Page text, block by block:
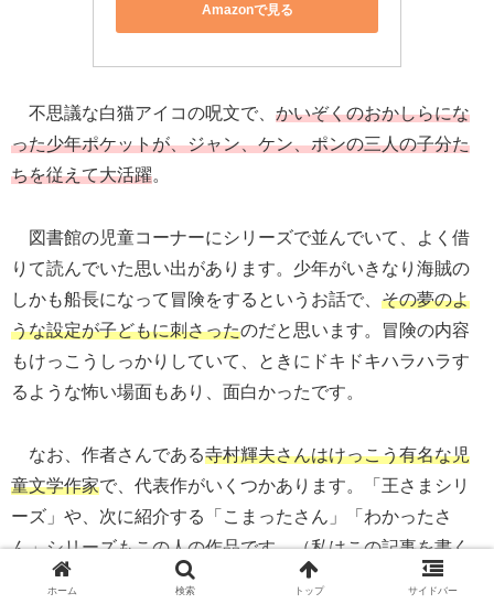
Amazonで見る
不思議な白猫アイコの呪文で、 かいぞくのおかしらにな
った少年ポケットが、ジャン、ケン、ポンの三人の子分た
ちを従えて大活躍。
図書館の児童コーナーにシリーズで並んでいて、よく借
りて読んでいた思い出があります。少年がいきなり海賊の
しかも船長になって冒険をするというお話で、 その夢のよ
うな設定が子どもに刺さったのだと思います。冒険の内容
もけっこうしっかりしていて、ときにドキドキハラハラす
るような怖い場面もあり、面白かったです。
なお、作者さんである寺村輝夫さんはけっこう有名な児
童文学作家で、代表作がいくつかあります。「王さまシリ
ーズ」や、次に紹介する「こまったさん」「わかったさ
ん」シリーズもこの人の作品です。（私はこの記事を書く
にあたって調べたときに初めてそれを知って、今少し驚き
ホーム 検索 トップ サイドバー